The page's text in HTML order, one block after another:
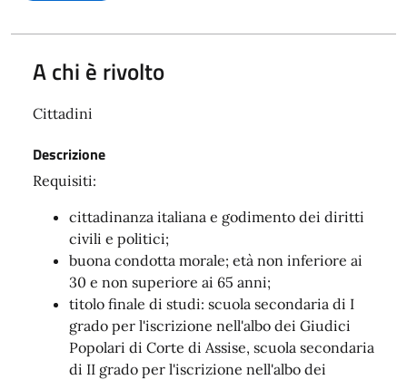
A chi è rivolto
Cittadini
Descrizione
Requisiti:
cittadinanza italiana e godimento dei diritti
civili e politici;
buona condotta morale; età non inferiore ai
30 e non superiore ai 65 anni;
titolo finale di studi: scuola secondaria di I
grado per l'iscrizione nell'albo dei Giudici
Popolari di Corte di Assise, scuola secondaria
di II grado per l'iscrizione nell'albo dei